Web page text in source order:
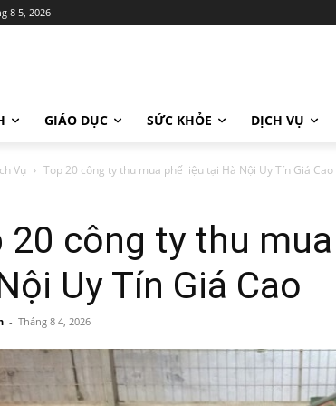
8 5, 2026
GIÁO DỤC SỨC KHỎE DỊCH VỤ
Vụ Top 20 công ty thu mua phế liệu tại Hà Nội Uy Tín Giá Cao
20 công ty thu
Uy Tín Giá Cao
- Tháng 8 4, 2026